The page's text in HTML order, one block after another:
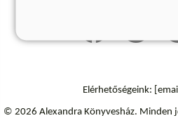
Elérhetőségeink:
© 2026 Alexandra Könyvesház. Minden